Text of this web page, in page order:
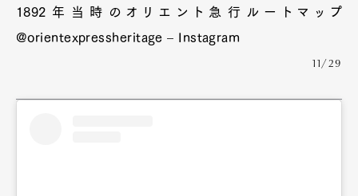
1892年当時のオリエント急行ルートマップ
@orientexpressheritage – Instagram
11/29